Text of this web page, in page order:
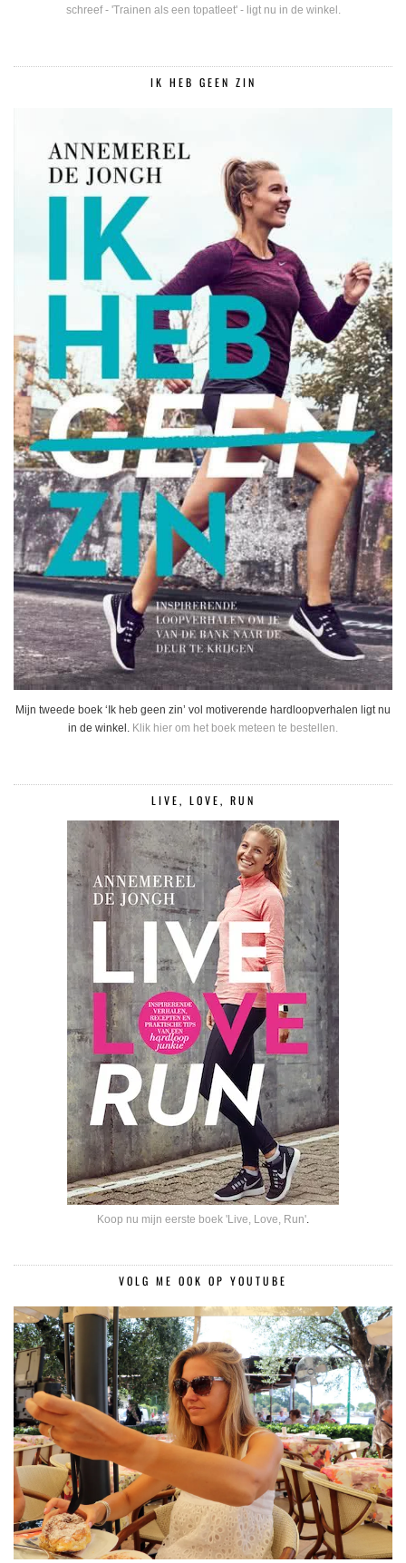
schreef - 'Trainen als een topatleet' - ligt nu in de winkel.
IK HEB GEEN ZIN
Mijn tweede boek ‘Ik heb geen zin’ vol motiverende hardloopverhalen ligt nu
in de winkel. Klik hier om het boek meteen te bestellen.
LIVE, LOVE, RUN
Koop nu mijn eerste boek 'Live, Love, Run'.
VOLG ME OOK OP YOUTUBE